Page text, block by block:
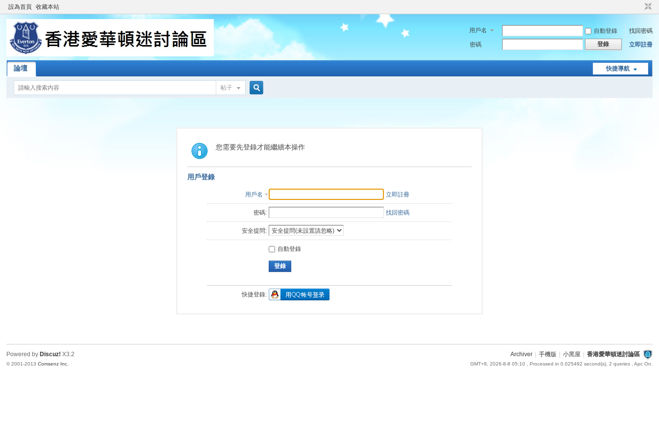
設為首頁 收藏本站
用戶名 自動登錄
找回密碼
密碼
登錄 立即註冊
快捷導航
論壇
帖子
索
您需要先登錄才能繼續本操作
用戶登錄
用戶名 立即註冊
密碼: 找回密碼
安全提問:
自動登錄
登錄
快捷登錄:
Archiver 手機版 小黑屋 香港愛華頓迷討論區
GMT+8, 2026-8-8 05:10 , Processed in 0.025492 second(s), 2 queries , Apc On.
Powered by Discuz! X3.2
© 2001-2013Comsenz Inc.